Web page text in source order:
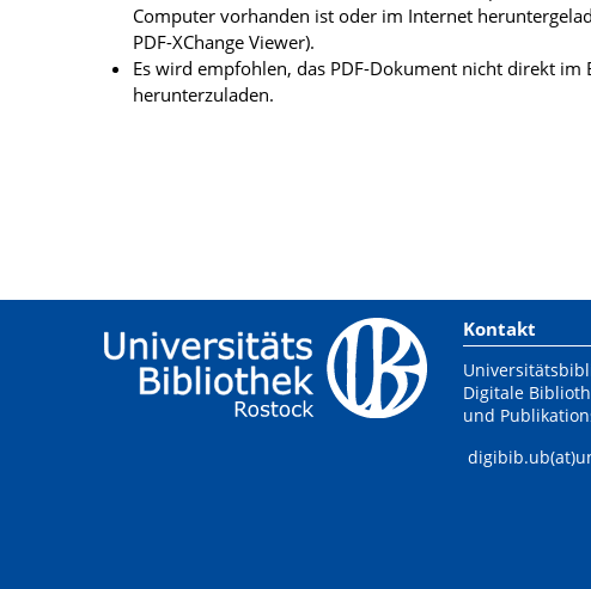
Computer vorhanden ist oder im Internet
PDF-XChange Viewer).
Es wird empfohlen, das PDF-Dokument nicht direkt
herunterzuladen.
Kontakt
Digitale
und